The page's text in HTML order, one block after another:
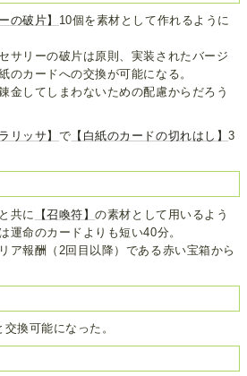
の破片】 10個を素材として作れるように
サリーの破片は原則、実装されたバージ
のカードへの交換が可能になる。
金してしまわないための配慮からだろう
リッサ】 で 【白紙のカードの切れはし】3
と共に 【召喚符】の素材として用いるよう
運命のカードよりも短い40分。
ア報酬（2回目以降）である赤い宝箱から
交換可能になった。